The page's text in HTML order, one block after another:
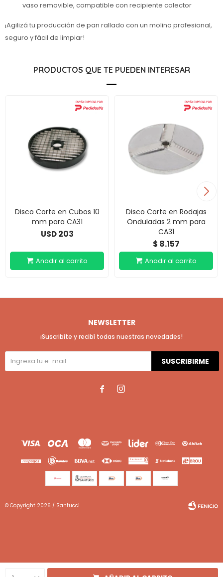
vaso removible, compatible con recipiente colector
¡Agilizá tu producción de pan rallado con un molino profesional,
seguro y fácil de limpiar!
PRODUCTOS QUE TE PUEDEN INTERESAR
Disco Corte en Cubos 10
mm para CA31
USD 203
Disco Corte en Rodajas
Onduladas 2 mm para
CA31
$ 8.157
NEWSLETTER
¡Suscribite y recibí todas nuestras novedades!
SUSCRIBIRME
 
© Copyright 2026 / Santucci